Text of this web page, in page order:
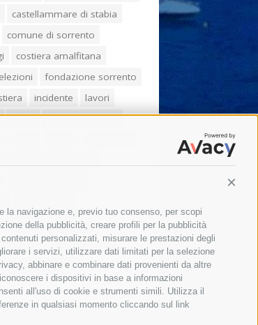
navigazione e, previo tuo consenso, per scopi
della pubblicità, creare profili per la pubblicità
personalizzati, misurare le prestazioni degli
i servizi, utilizzare dati limitati per la selezione
abbinare e combinare dati provenienti da altre
i dispositivi in base a informazioni
all'uso di cookie e strumenti simili. Utilizza il
in qualsiasi momento cliccando sul link
castellammare di stabia
comune di sorrento
costiera amalfitana
elezioni
fondazione sorrento
incidente
lavori
mare
massa lubrense
sorrento
studenti
turismo
Vico Equense
de luca